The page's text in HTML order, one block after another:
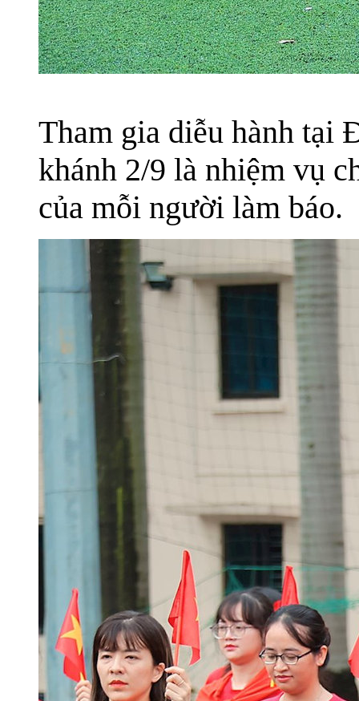
Tham gia diễu hành tại
khánh 2/9 là nhiệm vụ
của mỗi người làm báo.